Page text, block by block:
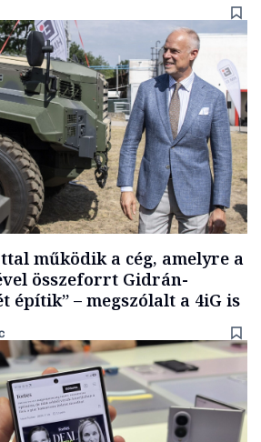
működik a cég, amelyre a
összeforrt Gidrán-
építik” – megszólalt a 4iG is